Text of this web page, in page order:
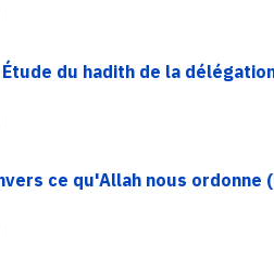
du hadith de la
ce qu'Allah nous ordonne